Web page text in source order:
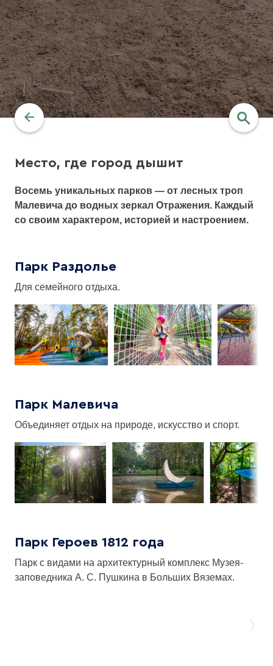
Место, где город дышит
Восемь уникальных парков — от лесных троп
Малевича до водных зеркал Отражения. Каждый
со своим характером, историей и настроением.
Парк Раздолье
Для семейного отдыха.
Парк Малевича
Объединяет отдых на природе, искусство и спорт.
Парк Героев 1812 года
Парк с видами на архитектурный комплекс Музея-
заповедника А. С. Пушкина в Больших Вяземах.